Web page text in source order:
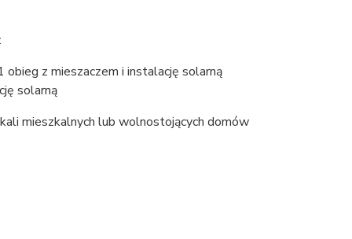
z mieszaczem i instalację solarną
solarną
mieszkalnych lub wolnostojących domów